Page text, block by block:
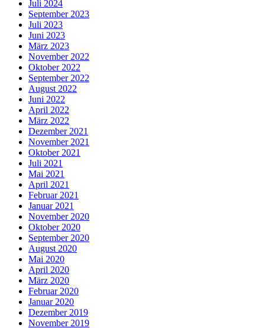
Juli 2024
September 2023
Juli 2023
Juni 2023
März 2023
November 2022
Oktober 2022
September 2022
August 2022
Juni 2022
April 2022
März 2022
Dezember 2021
November 2021
Oktober 2021
Juli 2021
Mai 2021
April 2021
Februar 2021
Januar 2021
November 2020
Oktober 2020
September 2020
August 2020
Mai 2020
April 2020
März 2020
Februar 2020
Januar 2020
Dezember 2019
November 2019